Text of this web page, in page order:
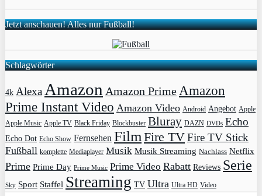
Jetzt anschauen! Alles nur Fußball!
Schlagwörter
4k Alexa Amazon Amazon Prime Amazon
Prime Instant Video Amazon Video Android Angebot Apple
Apple Music Apple TV Black Friday Blockbuster Bluray DAZN DVDs Echo
Echo Dot Echo Show Fernsehen Film Fire TVFire TV Stick
Fußball komplette Mediaplayer Musik Musik Streaming Nachlass Netflix
Prime Prime Day Prime Music Prime Video Rabatt Reviews Serie
Sky Sport Staffel Streaming TV Ultra Ultra HD Video